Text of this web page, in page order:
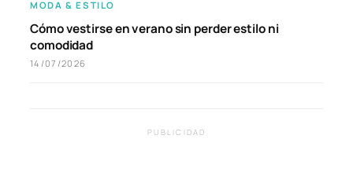
MODA & ESTILO
Cómo vestirse en verano sin perder estilo ni
comodidad
14/07/2026
PUBLICIDAD